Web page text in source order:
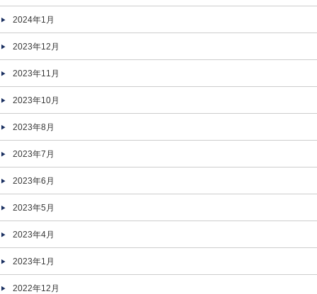
2024年1月
2023年12月
2023年11月
2023年10月
2023年8月
2023年7月
2023年6月
2023年5月
2023年4月
2023年1月
2022年12月